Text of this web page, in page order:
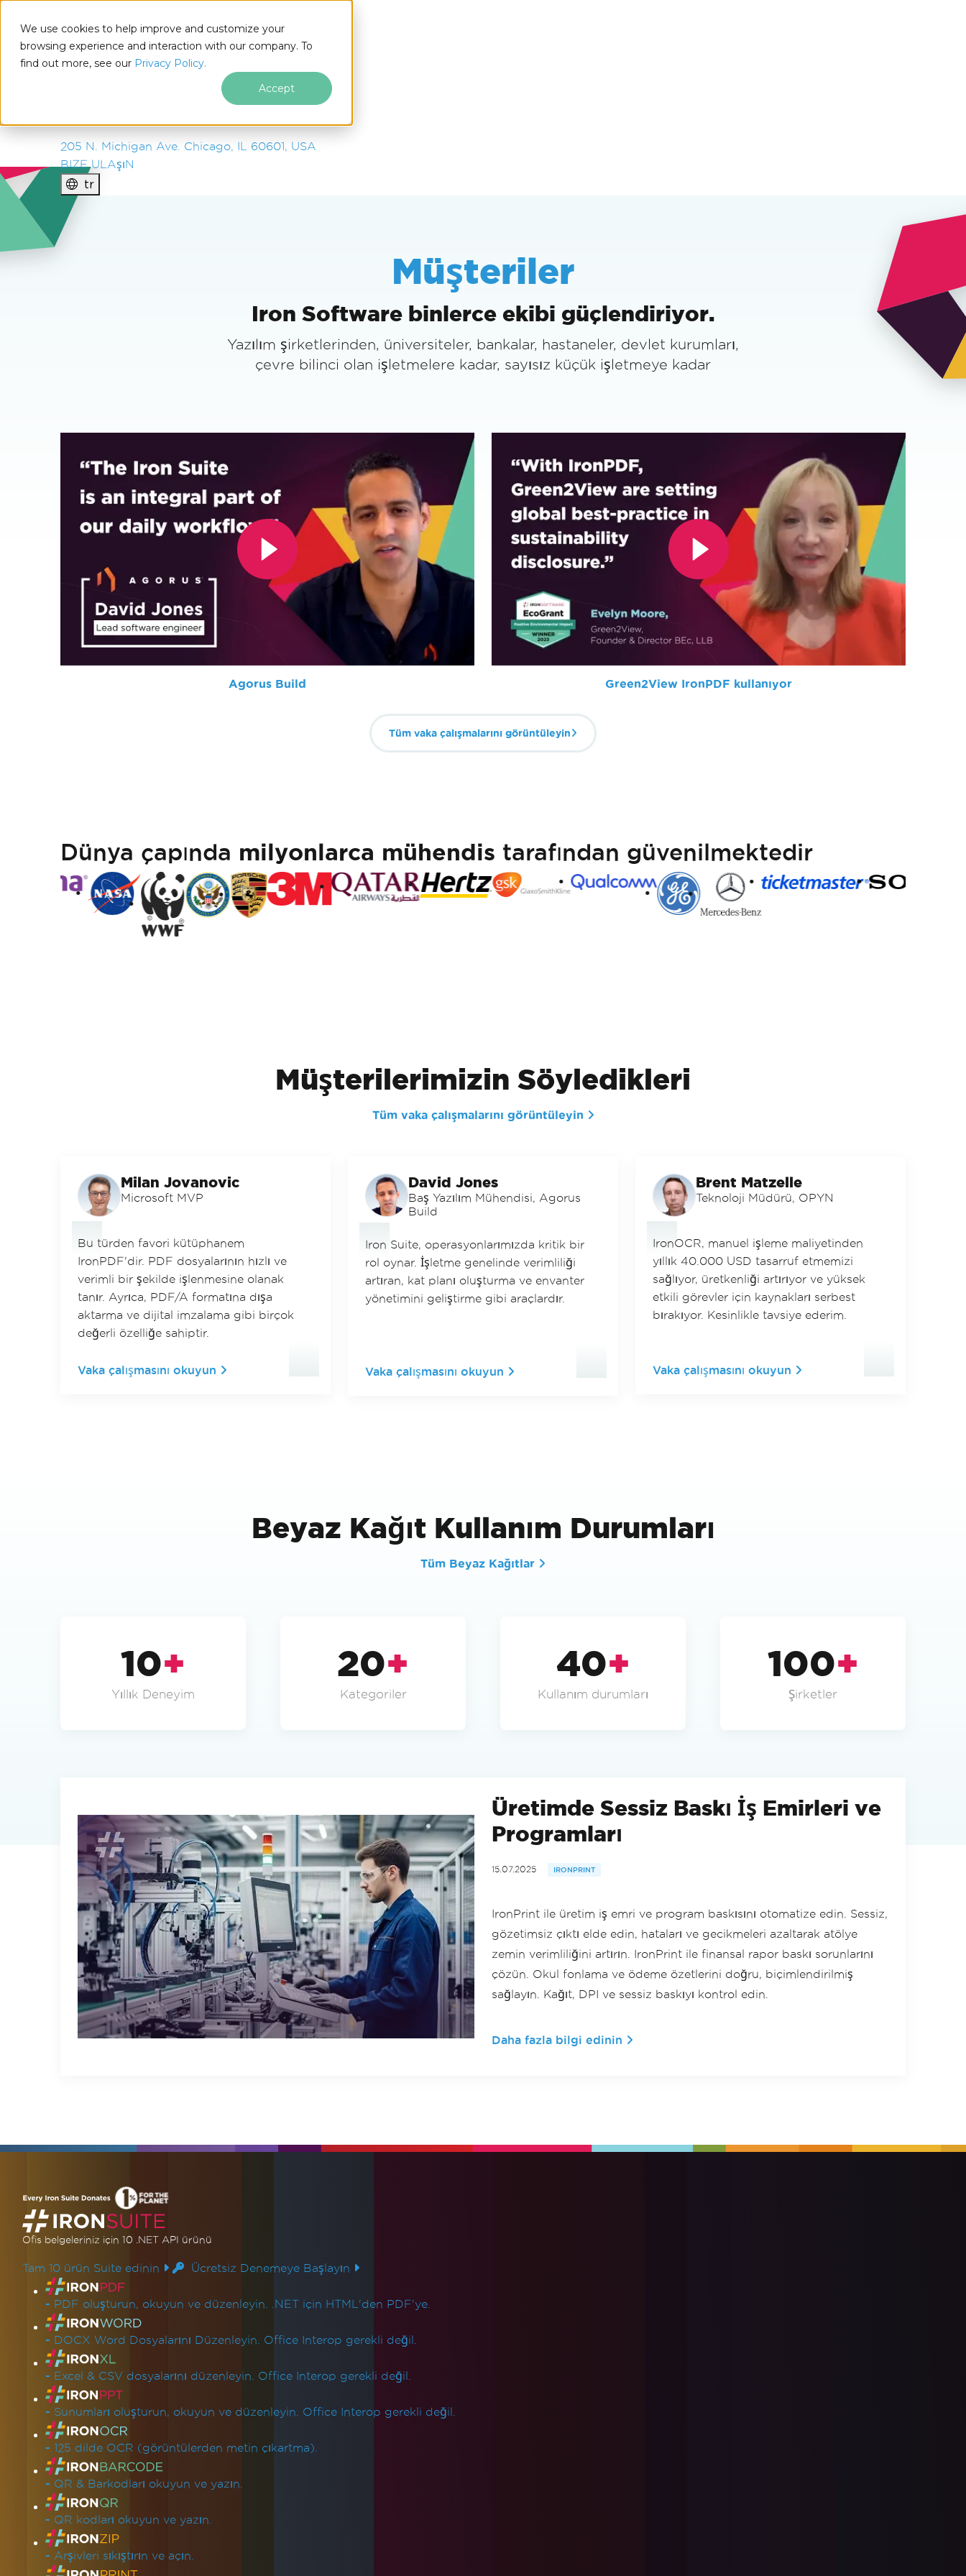
We use cookies to help improve and customize your
browsing experience and interaction with our company. To
find out more, see our Privacy Policy.
Accept
IRONSOFTWARE
ÜRüNLER
KURUM
205 N. Michigan Ave. Chicago, IL 60601, USA
BIZE ULAşıN
tr
Altbilgi içeriğine atla
Müşteriler
Iron Software binlerce ekibi güçlendiriyor.
Yazılım şirketlerinden, üniversiteler, bankalar, hastaneler, devlet kurumları,
çevre bilinci olan işletmelere kadar, sayısız küçük işletmeye kadar
Agorus Build Green2View IronPDF kullanıyor
Tüm vaka çalışmalarını görüntüleyin
Dünya çapında milyonlarca mühendis tarafından güvenilmektedir
Müşterilerimizin Söyledikleri
Tüm vaka çalışmalarını görüntüleyin
Milan Jovanovic
Microsoft MVP
Bu türden favori kütüphanem
IronPDF'dir. PDF dosyalarının hızlı ve
verimli bir şekilde işlenmesine olanak
tanır. Ayrıca, PDF/A formatına dışa
aktarma ve dijital imzalama gibi birçok
değerli özelliğe sahiptir.
Vaka çalışmasını okuyun
David Jones
Baş Yazılım Mühendisi, Agorus
Build
Iron Suite, operasyonlarımızda kritik bir
rol oynar. İşletme genelinde verimliliği
artıran, kat planı oluşturma ve envanter
yönetimini geliştirme gibi araçlardır.
Vaka çalışmasını okuyun
Brent Matzelle
Teknoloji Müdürü, OPYN
IronOCR, manuel işleme maliyetinden
yıllık 40.000 USD tasarruf etmemizi
sağlıyor, üretkenliği artırıyor ve yüksek
etkili görevler için kaynakları serbest
bırakıyor. Kesinlikle tavsiye ederim.
Vaka çalışmasını okuyun
Beyaz Kağıt Kullanım Durumları
Tüm Beyaz Kağıtlar
10+
Yıllık Deneyim
20+
Kategoriler
40+
Kullanım durumları
100+
Şirketler
Üretimde Sessiz Baskı İş Emirleri ve
Programları
15.07.2025 IRONPRINT
IronPrint ile üretim iş emri ve program baskısını otomatize edin. Sessiz,
gözetimsiz çıktı elde edin, hataları ve gecikmeleri azaltarak atölye
zemin verimliliğini artırın. IronPrint ile finansal rapor baskı sorunlarını
çözün. Okul fonlama ve ödeme özetlerini doğru, biçimlendirilmiş
sağlayın. Kağıt, DPI ve sessiz baskıyı kontrol edin.
Daha fazla bilgi edinin
Ofis belgeleriniz için 10 .NET API ürünü
Tam 10 ürün Suite edinin Ücretsiz Denemeye Başlayın
Ürün Bağlantıları
- PDF oluşturun, okuyun ve düzenleyin. .NET için HTML'den PDF'ye.
- DOCX Word Dosyalarını Düzenleyin. Office Interop gerekli değil.
- Excel & CSV dosyalarını düzenleyin. Office Interop gerekli değil.
- Sunumları oluşturun, okuyun ve düzenleyin. Office Interop gerekli değil.
- 125 dilde OCR (görüntülerden metin çıkartma).
- QR & Barkodları okuyun ve yazın.
- QR kodları okuyun ve yazın.
- Arşivleri sıkıştırın ve açın.